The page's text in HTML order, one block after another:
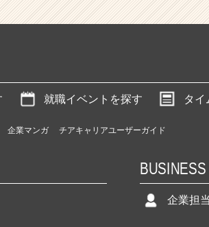
就職イベントを探す タイ
企業マンガ チアキャリアユーザーガイド
BUSINESS
企業担